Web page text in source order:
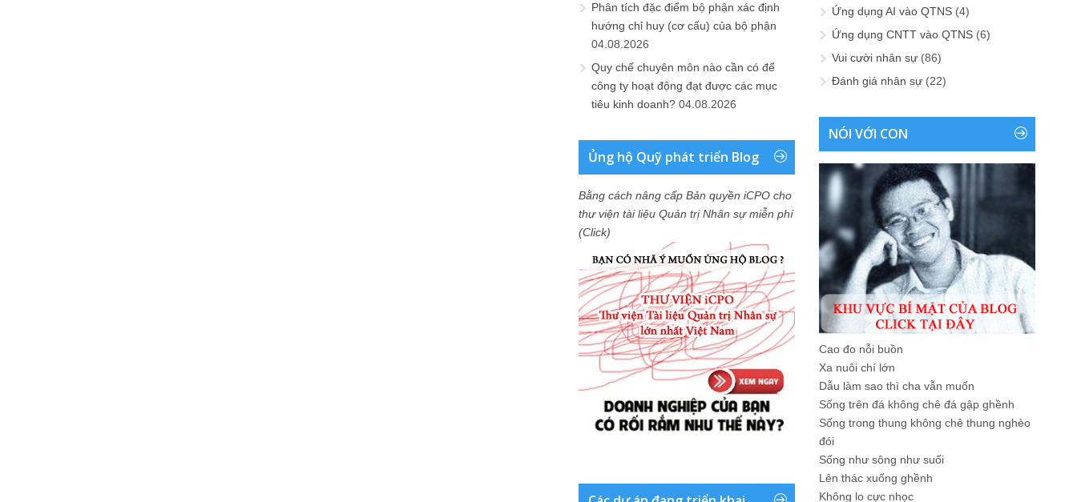
Phân tích đặc điểm bộ phận xác định
hướng chỉ huy (cơ cấu) của bộ phận
04.08.2026
Quy chế chuyên môn nào cần có để
công ty hoạt động đạt được các mục
tiêu kinh doanh? 04.08.2026
Ủng hộ Quỹ phát triển Blog
Bằng cách nâng cấp Bản quyền iCPO cho
thư viện tài liệu Quản trị Nhân sự miễn phí
(Click)
Ứng dụng AI vào QTNS (4)
Ứng dụng CNTT vào QTNS (6)
Vui cười nhân sự (86)
Đánh giá nhân sự (22)
NÓI VỚI CON
Cao đo nỗi buồn
Xa nuôi chí lớn
Dẫu làm sao thì cha vẫn muốn
Sống trên đá không chê đá gập ghềnh
Sống trong thung không chê thung nghèo
đói
Sống như sông như suối
Lên thác xuống ghềnh
Không lo cực nhọc